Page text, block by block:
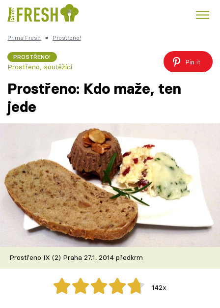
Česká kuchyně
Recepty
Články
TV Program
Škola vaření
Recepty z TV
Speciál: Cuketa
Prima Fresh ■ Prostřeno!
PROSTŘENO!
Prostřeno, soutěžící
Pin it
Prostřeno: Kdo maže, ten
jede
Prostřeno IX (2) Praha 27.1. 2014 předkrm
142x